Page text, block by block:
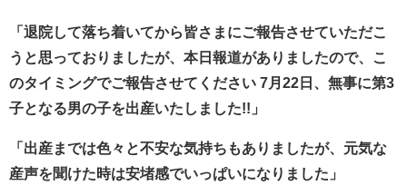
「退院して落ち着いてから皆さまにご報告させていただこ
うと思っておりましたが、本日報道がありましたので、こ
のタイミングでご報告させてください 7月22日、無事に第3
子となる男の子を出産いたしました!!」
「出産までは色々と不安な気持ちもありましたが、元気な
産声を聞けた時は安堵感でいっぱいになりました」